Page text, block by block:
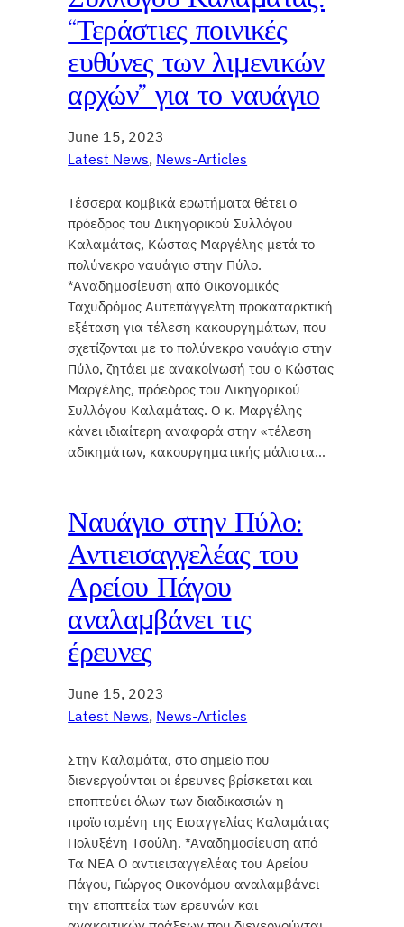
“Τεράστιες ποινικές
ευθύνες των λιμενικών
αρχών” για το ναυάγιο
June 15, 2023
Latest News, News-Articles
Τέσσερα κομβικά ερωτήματα θέτει ο
πρόεδρος του Δικηγορικού Συλλόγου
Καλαμάτας, Κώστας Μαργέλης μετά το
πολύνεκρο ναυάγιο στην Πύλο.
*Αναδημοσίευση από Οικονομικός
Ταχυδρόμος Αυτεπάγγελτη προκαταρκτική
εξέταση για τέλεση κακουργημάτων, που
σχετίζονται με το πολύνεκρο ναυάγιο στην
Πύλο, ζητάει με ανακοίνωσή του ο Κώστας
Μαργέλης, πρόεδρος του Δικηγορικού
Συλλόγου Καλαμάτας. Ο κ. Μαργέλης
κάνει ιδιαίτερη αναφορά στην «τέλεση
αδικημάτων, κακουργηματικής μάλιστα…
Ναυάγιο στην Πύλο:
Αντιεισαγγελέας του
Αρείου Πάγου
αναλαμβάνει τις
έρευνες
June 15, 2023
Latest News, News-Articles
Στην Καλαμάτα, στο σημείο που
διενεργούνται οι έρευνες βρίσκεται και
εποπτεύει όλων των διαδικασιών η
προϊσταμένη της Εισαγγελίας Καλαμάτας
Πολυξένη Τσούλη. *Αναδημοσίευση από
Τα ΝΕΑ Ο αντιεισαγγελέας του Αρείου
Πάγου, Γιώργος Οικονόμου αναλαμβάνει
την εποπτεία των ερευνών και